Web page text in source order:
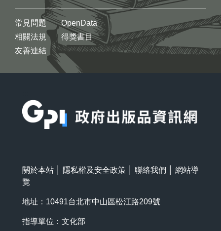
常見問題
相關法規
友善連結
OpenData
得獎書目
關於本站 隱私權及安全政策 聯絡我們
網站導
覽
地址：10491台北市中山區松江路209號
指導單位：文化部